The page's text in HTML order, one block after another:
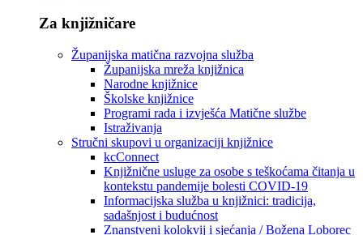
Za knjižničare
Županijska matična razvojna služba
Županijska mreža knjižnica
Narodne knjižnice
Školske knjižnice
Programi rada i izvješća Matične službe
Istraživanja
Stručni skupovi u organizaciji knjižnice
kcConnect
Knjižnične usluge za osobe s teškoćama čitanja u
kontekstu pandemije bolesti COVID-19
Informacijska služba u knjižnici: tradicija,
sadašnjost i budućnost
Znanstveni kolokvij i sjećanja / Božena Loborec